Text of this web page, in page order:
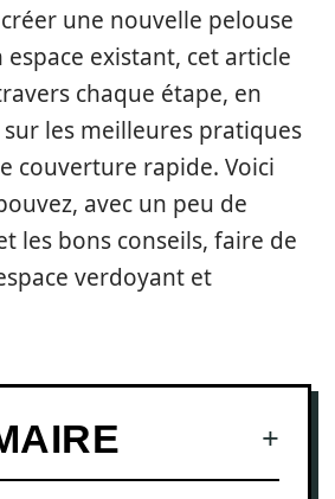
une nouvelle pelouse
existant, cet article
chaque étape, en
sur les meilleures pratiques
couverture rapide. Voici
avec un peu de
les bons conseils, faire de
verdoyant et